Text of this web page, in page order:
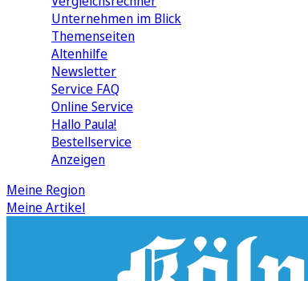
Unternehmen im Blick
Themenseiten
Altenhilfe
Newsletter
Service FAQ
Online Service
Hallo Paula!
Bestellservice
Anzeigen
Meine Region
Meine Artikel